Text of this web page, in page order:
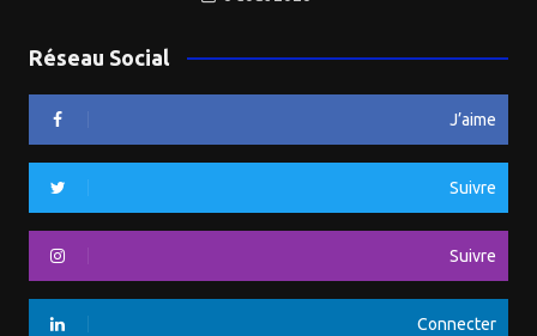
Réseau Social
J’aime
Suivre
Suivre
Connecter